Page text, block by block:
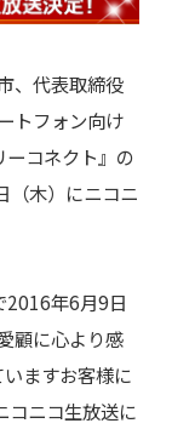
、代表取締役
トフォン向け
ーコネクト』の
（木）にニコニ
2016年6月9日
顧に心より感
ますお客様に
コニコ生放送に